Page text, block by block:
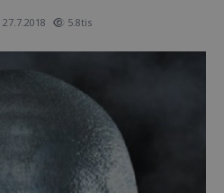
27.7.2018 5.8tis